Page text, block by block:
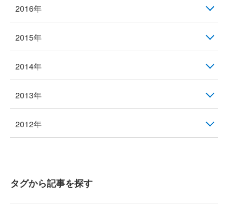
2016年
2015年
2014年
2013年
2012年
タグから記事を探す